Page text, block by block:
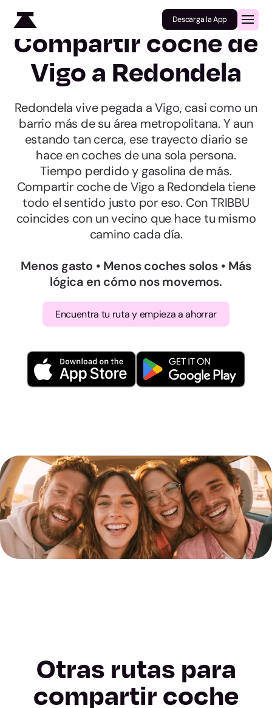
Descarga la App
Compartir coche de
Vigo a Redondela
Redondela vive pegada a Vigo, casi como un
barrio más de su área metropolitana. Y aun
estando tan cerca, ese trayecto diario se
hace en coches de una sola persona.
Tiempo perdido y gasolina de más.
Compartir coche de Vigo a Redondela tiene
todo el sentido justo por eso. Con TRIBBU
coincides con un vecino que hace tu mismo
camino cada día.
Menos gasto • Menos coches solos • Más
lógica en cómo nos movemos.
Encuentra tu ruta y empieza a ahorrar
Otras rutas para
compartir coche